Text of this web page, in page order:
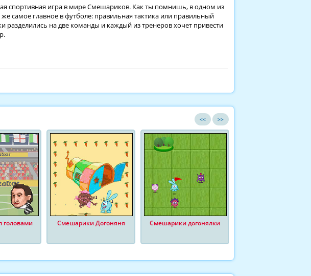
спортивная игра в мире Смешариков. Как ты помнишь, в одном из
самое главное в футболе: правильная тактика или правильный
разделились на две команды и каждый из тренеров хочет привести
<< >>
головами Смешарики Догоняня Смешарики догонялки